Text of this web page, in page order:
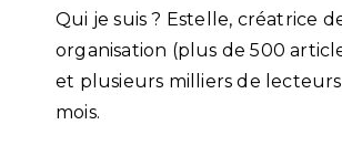
Qui je suis ? Estelle, créatrice
organisation (plus de 500
et plusieurs milliers de
mois.